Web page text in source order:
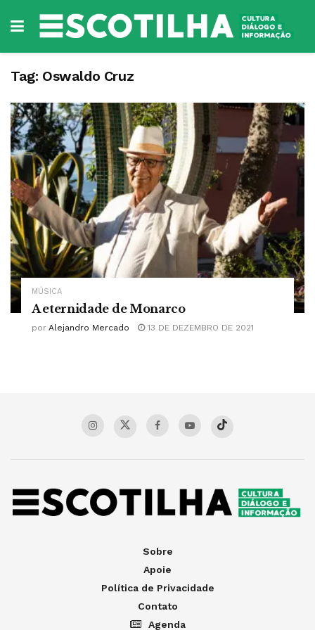
Tag: Oswaldo Cruz
MÚSICA
A eternidade de Monarco
por Alejandro Mercado 13 DE DEZEMBRO DE 2021
Sobre
Apoie
Política de Privacidade
Contato
Agenda